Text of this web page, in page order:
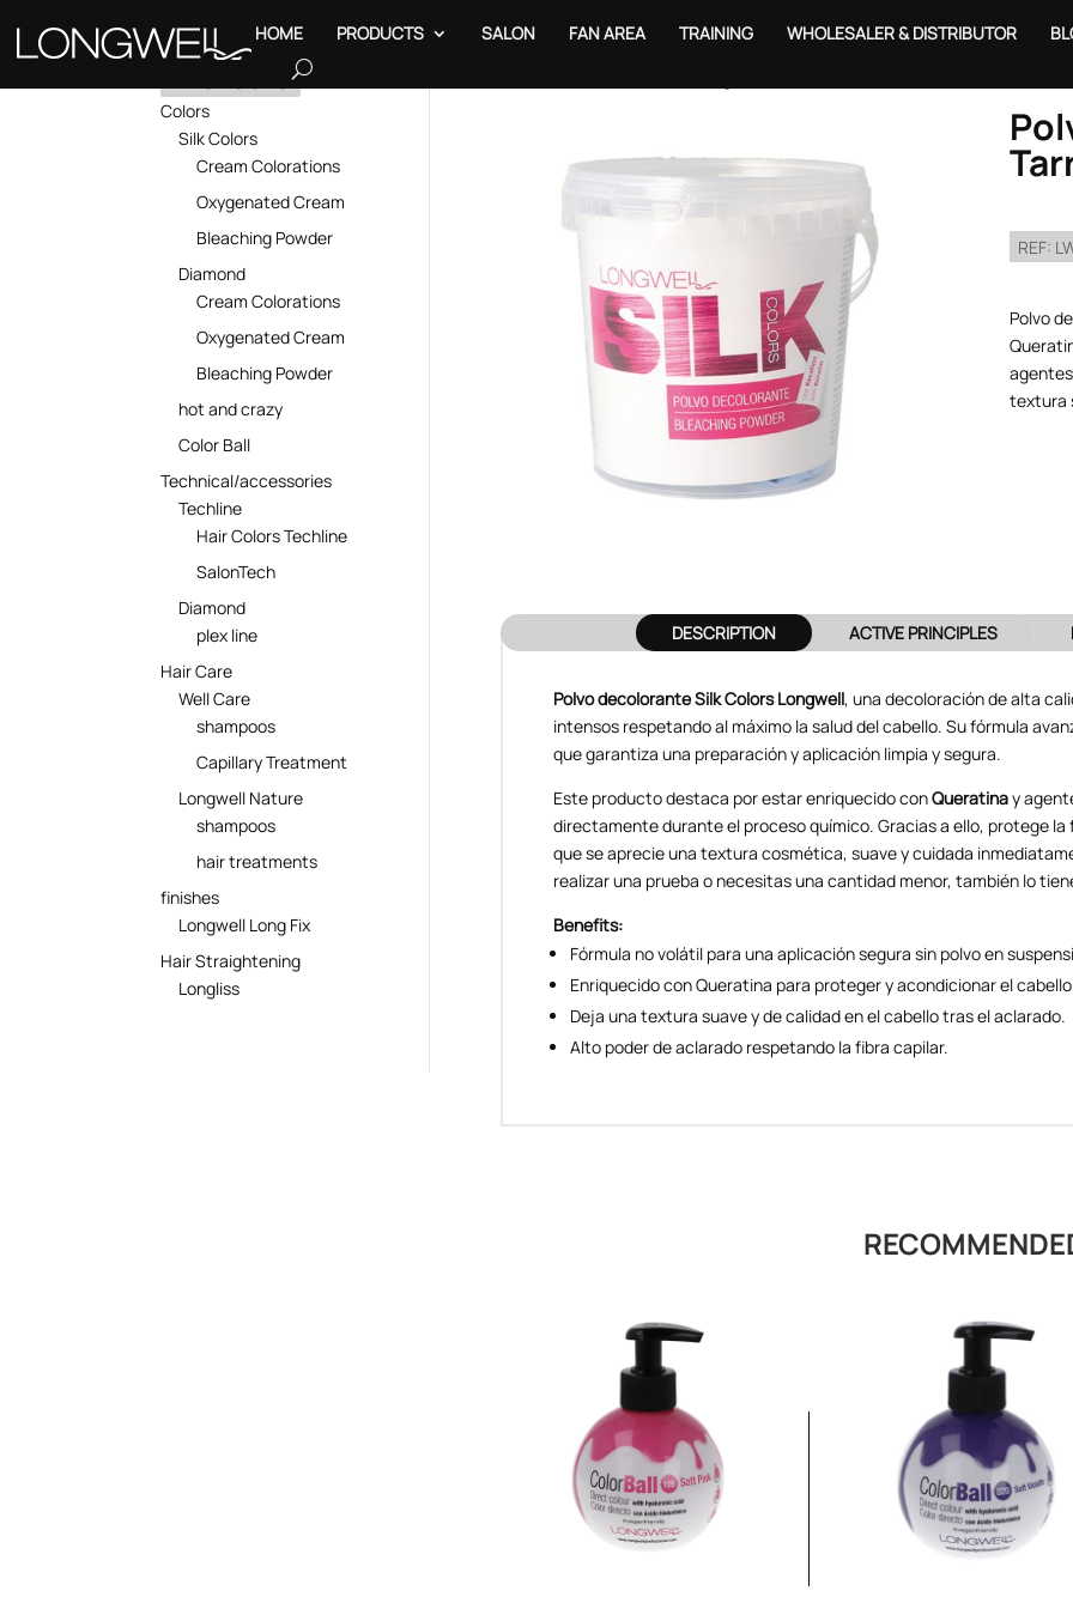
HOME PRODUCTS SALON FAN AREA TRAINING WHOLESALER & DISTRIBUTOR
Colors
Silk Colors
Cream Colorations
Oxygenated Cream
Bleaching Powder
Diamond
Cream Colorations
Oxygenated Cream
Bleaching Powder
hot and crazy
Color Ball
Technical/accessories
Techline
Hair Colors Techline
SalonTech
Diamond
plex line
Hair Care
Well Care
shampoos
Capillary Treatment
Longwell Nature
shampoos
hair treatments
finishes
Longwell Long Fix
Hair Straightening
Longliss
REF:
Polvo
textura
DESCRIPTION ACTIVE PRINCIPLES
Polvo decolorante Silk Colors Longwell, una decoloración de alta
intensos respetando al máximo la salud del cabello. Su fórmula
que garantiza una preparación y aplicación limpia y segura.
Este producto destaca por estar enriquecido conQueratinay
directamente durante el proceso químico. Gracias a ello, protege
que se aprecie una textura cosmética, suave y cuidada
realizar una prueba o necesitas una cantidad menor, también lo
Benefits:
Fórmula no volátil para una aplicación segura sin polvo en
Enriquecido con Queratina para proteger y acondicionar el
Deja una textura suave y de calidad en el cabello tras el aclarado.
Alto poder de aclarado respetando la fibra capilar.